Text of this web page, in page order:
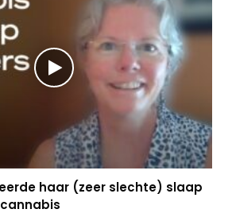
haar (zeer slechte) slaap